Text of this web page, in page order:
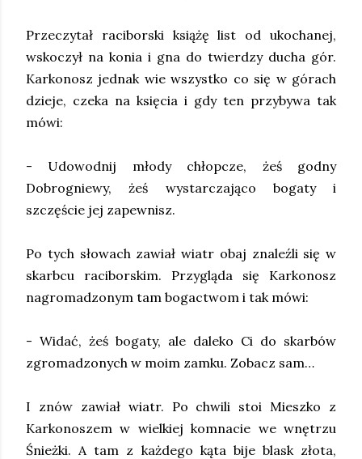
Przeczytał raciborski książę list od ukochanej,
wskoczył na konia i gna do twierdzy ducha gór.
Karkonosz jednak wie wszystko co się w górach
dzieje, czeka na księcia i gdy ten przybywa tak
mówi:
- Udowodnij młody chłopcze, żeś godny
Dobrogniewy, żeś wystarczająco bogaty i
szczęście jej zapewnisz.
Po tych słowach zawiał wiatr obaj znaleźli się w
skarbcu raciborskim. Przygląda się Karkonosz
nagromadzonym tam bogactwom i tak mówi:
- Widać, żeś bogaty, ale daleko Ci do skarbów
zgromadzonych w moim zamku. Zobacz sam…
I znów zawiał wiatr. Po chwili stoi Mieszko z
Karkonoszem w wielkiej komnacie we wnętrzu
Śnieżki. A tam z każdego kąta bije blask złota,